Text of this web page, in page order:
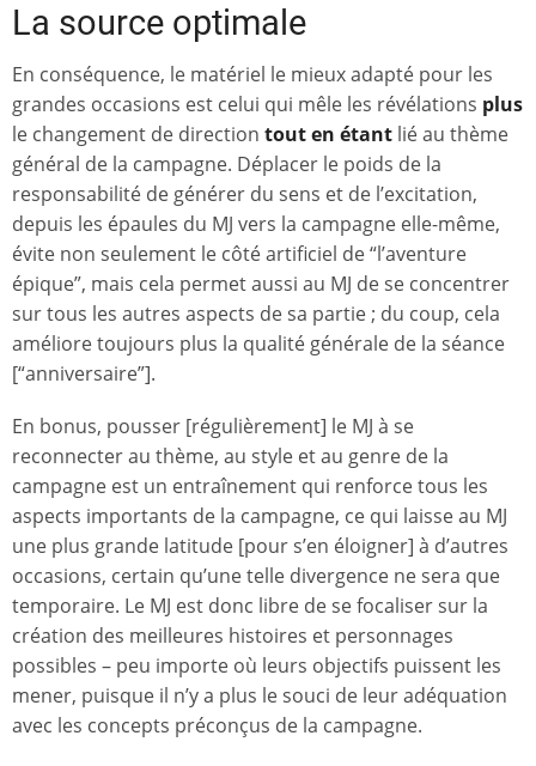
La source optimale
En conséquence, le matériel le mieux adapté pour les
grandes occasions est celui qui mêle les révélations plus
le changement de direction tout en étant lié au thème
général de la campagne. Déplacer le poids de la
responsabilité de générer du sens et de l’excitation,
depuis les épaules du MJ vers la campagne elle-même,
évite non seulement le côté artificiel de “l’aventure
épique”, mais cela permet aussi au MJ de se concentrer
sur tous les autres aspects de sa partie ; du coup, cela
améliore toujours plus la qualité générale de la séance
[“anniversaire”].
En bonus, pousser [régulièrement] le MJ à se
reconnecter au thème, au style et au genre de la
campagne est un entraînement qui renforce tous les
aspects importants de la campagne, ce qui laisse au MJ
une plus grande latitude [pour s’en éloigner] à d’autres
occasions, certain qu’une telle divergence ne sera que
temporaire. Le MJ est donc libre de se focaliser sur la
création des meilleures histoires et personnages
possibles – peu importe où leurs objectifs puissent les
mener, puisque il n’y a plus le souci de leur adéquation
avec les concepts préconçus de la campagne.